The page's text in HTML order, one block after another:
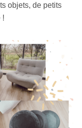
objets, de petits
!